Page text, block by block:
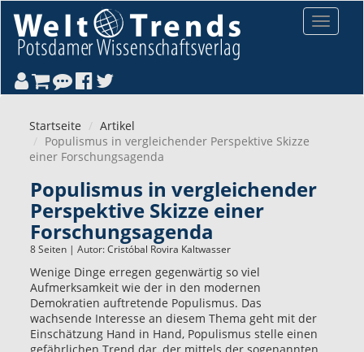
Toggle
Startseite
Artikel
Populismus in vergleichender Perspektive Skizze
einer Forschungsagenda
Populismus in vergleichender
Perspektive Skizze einer
Forschungsagenda
8 Seiten | Autor:Cristóbal Rovira Kaltwasser
Wenige Dinge erregen gegenwärtig so viel
Aufmerksamkeit wie der in den modernen
Demokratien auftretende Populismus. Das
wachsende Interesse an diesem Thema geht mit der
Einschätzung Hand in Hand, Populismus stelle einen